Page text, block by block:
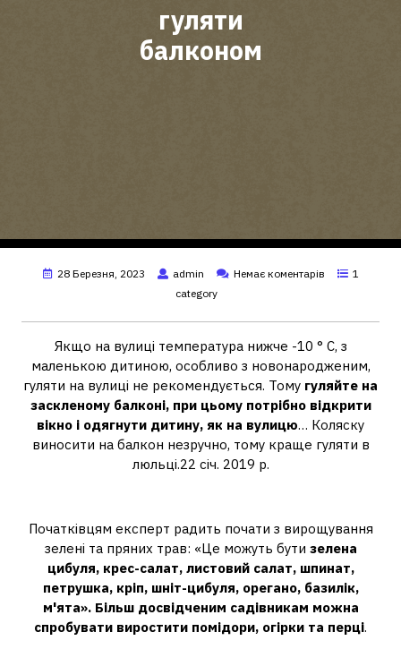
гуляти
балконом
28 Березня, 2023 admin Немає коментарів
1
category
Якщо на вулиці температура нижче -10 ° С, з
маленькою дитиною, особливо з новонародженим,
гуляти на вулиці не рекомендується. Тому гуляйте на
заскленому балконі, при цьому потрібно відкрити
вікно і одягнути дитину, як на вулицю… Коляску
виносити на балкон незручно, тому краще гуляти в
люльці.22 січ. 2019 р.
Початківцям експерт радить почати з вирощування
зелені та пряних трав: «Це можуть бути зелена
цибуля, крес-салат, листовий салат, шпинат,
петрушка, кріп, шніт-цибуля, орегано, базилік,
м'ята». Більш досвідченим садівникам можна
спробувати виростити помідори, огірки та перці.